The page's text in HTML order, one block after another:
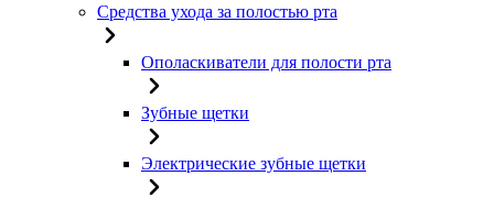
Средства ухода за полостью рта
Ополаскиватели для полости рта
Зубные щетки
Электрические зубные щетки